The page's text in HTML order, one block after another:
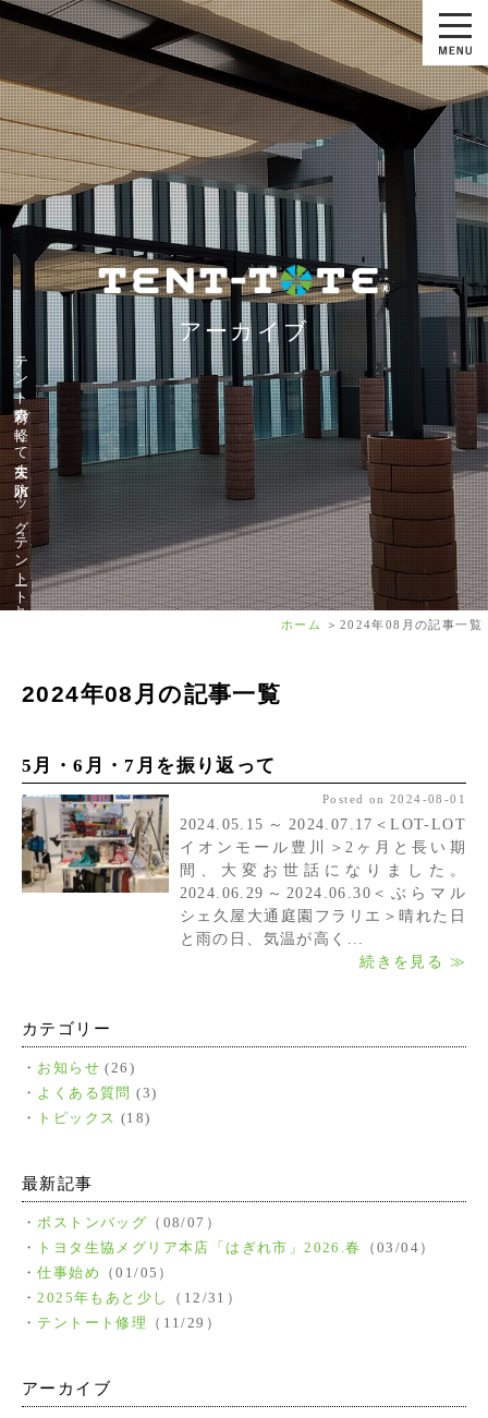
アーカイブ
テント素材の軽くて丈夫な防水バッグ『テントート』
ホーム 2024年08月の記事一覧
2024年08月の記事一覧
5月・6月・7月を振り返って
Posted on 2024-08-01
2024.05.15～2024.07.17＜LOT-LOT
イオンモール豊川＞2ヶ月と長い期
間、大変お世話になりました。
2024.06.29～2024.06.30＜ぶらマル
シェ久屋大通庭園フラリエ＞晴れた日
と雨の日、気温が高く...
続きを見る ≫
カテゴリー
お知らせ (26)
よくある質問 (3)
トピックス (18)
最新記事
ボストンバッグ （08/07）
トヨタ生協メグリア本店「はぎれ市」2026.春
（03/04）
仕事始め
（01/05）
2025年もあと少し
（12/31）
テントート修理
（11/29）
アーカイブ